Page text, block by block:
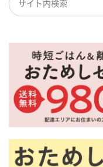
検索キーワード入力